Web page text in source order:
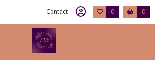
Contact 0 0